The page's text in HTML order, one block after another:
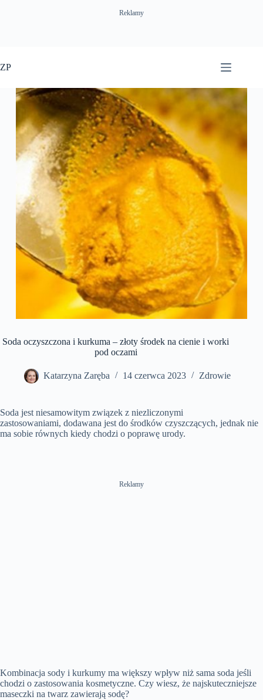
Reklamy
do
treści
ZP
Soda oczyszczona i kurkuma – złoty środek na cienie i worki
pod oczami
Katarzyna Zaręba 14 czerwca 2023 Zdrowie
Soda jest niesamowitym związek z niezliczonymi
zastosowaniami, dodawana jest do środków czyszczących, jednak nie
ma sobie równych kiedy chodzi o poprawę urody.
Reklamy
Kombinacja sody i kurkumy ma większy wpływ niż sama soda jeśli
chodzi o zastosowania kosmetyczne. Czy wiesz, że najskuteczniejsze
maseczki na twarz zawierają sodę?